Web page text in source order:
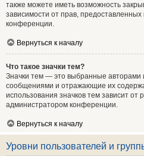
также можете иметь возможность
зависимости от прав,
конференции.
Вернуться к началу
Что такое значки тем?
Значки тем — это выбранные авторами
сообщениями и отражающие их
использования значков тем зависит
администратором конференции.
Вернуться к началу
Уровни пользователей и